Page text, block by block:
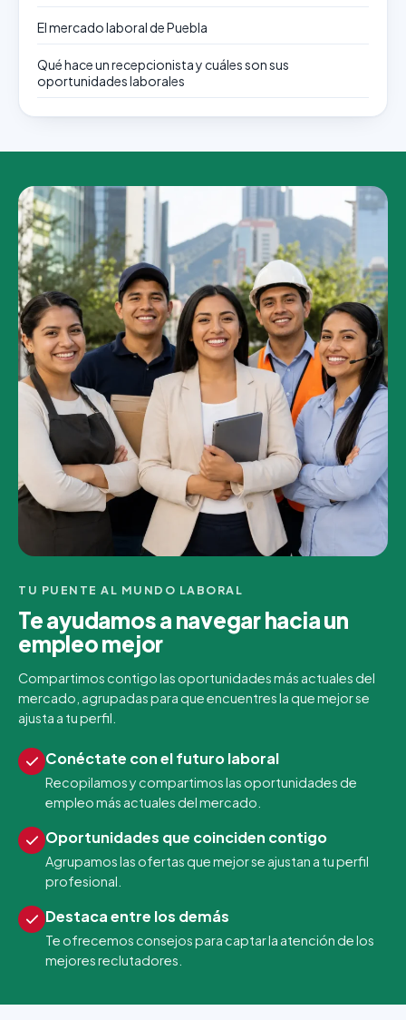
El mercado laboral de Puebla
Qué hace un recepcionista y cuáles son sus
oportunidades laborales
TU PUENTE AL MUNDO LABORAL
Te ayudamos a navegar hacia un
empleo mejor
Compartimos contigo las oportunidades más actuales del
mercado, agrupadas para que encuentres la que mejor se
ajusta a tu perfil.
Conéctate con el futuro laboral
Recopilamos y compartimos las oportunidades de
empleo más actuales del mercado.
Oportunidades que coinciden contigo
Agrupamos las ofertas que mejor se ajustan a tu perfil
profesional.
Destaca entre los demás
Te ofrecemos consejos para captar la atención de los
mejores reclutadores.